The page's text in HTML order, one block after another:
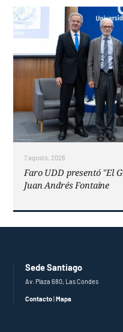
7 agosto, 2026
Faro UDD presentó "El
Juan Andrés Fontaine
Sede Santiago
Av. Plaza 680, Las Condes
Contacto|Mapa